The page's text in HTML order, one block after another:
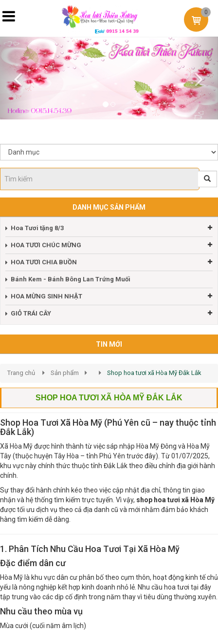
0
Previous
DANH MỤC SẢN PHẨM
Hoa Tươi tặng 8/3
HOA TƯƠI CHÚC MỪNG
HOA TƯƠI CHIA BUỒN
Bánh Kem - Bánh Bông Lan Trứng Muối
HOA MỪNG SINH NHẬT
GIỎ TRÁI CÂY
TIN MỚI
Trang chủ Sản phẩm Shop hoa tươi xã Hòa Mỹ Đắk Lắk
SHOP HOA TƯƠI XÃ HÒA MỸ ĐẮK LẮK
Shop Hoa Tươi Xã Hòa Mỹ (Phú Yên cũ – nay thuộc tỉnh
Đắk Lắk)
Xã Hòa Mỹ được hình thành từ việc sáp nhập Hòa Mỹ Đông và Hòa Mỹ
Tây (thuộc huyện Tây Hòa – tỉnh Phú Yên trước đây). Từ 01/07/2025,
khu vực này chính thức thuộc tỉnh Đắk Lắk theo điều chỉnh địa giới hành
chính.
Sự thay đổi hành chính kéo theo việc cập nhật địa chỉ, thông tin giao
nhận và hệ thống tìm kiếm trực tuyến. Vì vậy, shop hoa tươi xã Hòa Mỹ
được tối ưu dịch vụ theo cả địa danh cũ và mới nhằm đảm bảo khách
hàng tìm kiếm dễ dàng.
1. Phân Tích Nhu Cầu Hoa Tươi Tại Xã Hòa Mỹ
Đặc điểm dân cư
Hòa Mỹ là khu vực dân cư phân bố theo cụm thôn, hoạt động kinh tế chủ
yếu là nông nghiệp kết hợp kinh doanh nhỏ lẻ. Nhu cầu hoa tươi tại đây
tập trung vào các dịp cố định trong năm thay vì tiêu dùng thường xuyên.
Nhu cầu theo mùa vụ
Mùa cưới (cuối năm âm lịch)